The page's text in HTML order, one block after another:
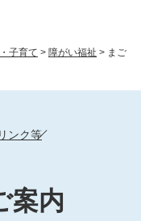
子育て > 障がい福祉 > まご
ンク等
案内